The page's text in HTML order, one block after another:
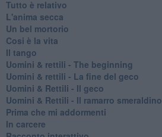
Tutto è relativo
L'anima secca
Un bel mortorio
Cosi è la vita
Il tango
​Uomini & rettili - The beginning
​Uomini & rettili - La fine del geco
Uomini & Rettili - Il geco
Uomini & Rettili - Il ramarro smeraldino
Prima che mi addormenti
In carcere